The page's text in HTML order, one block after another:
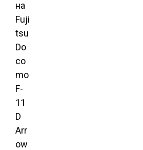
на
Fuji
tsu
Do
co
mo
F-
11
D
Arr
ow